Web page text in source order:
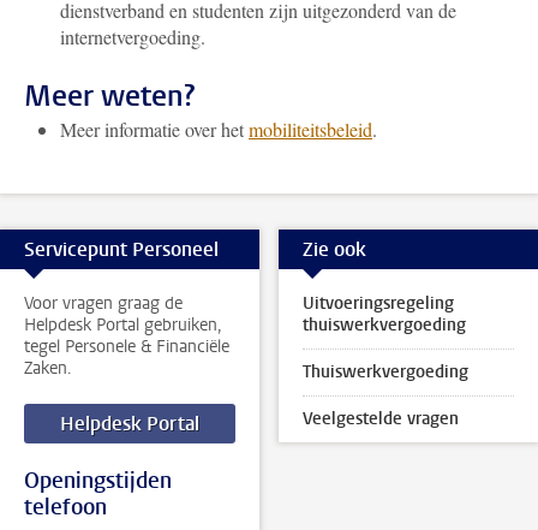
dienstverband en studenten zijn uitgezonderd van de
internetvergoeding.
Meer weten?
Meer informatie over hetmobiliteitsbeleid.
Servicepunt Personeel
Voor vragen graag de
Helpdesk Portal gebruiken,
tegel Personele & Financiële
Zaken.
Helpdesk Portal
Openingstijden
telefoon
Zie ook
Uitvoeringsregeling
thuiswerkvergoeding
Thuiswerkvergoeding
Veelgestelde vragen